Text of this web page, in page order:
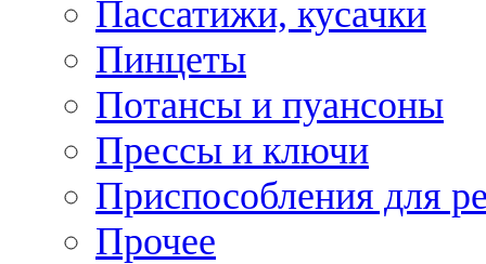
Пассатижи, кусачки
Пинцеты
Потансы и пуансоны
Прессы и ключи
Приспособления для
Прочее